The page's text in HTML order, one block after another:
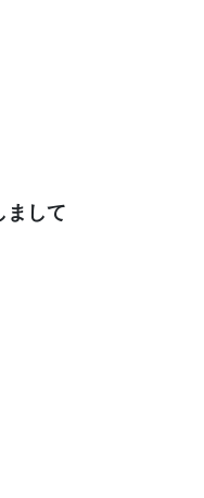
まして